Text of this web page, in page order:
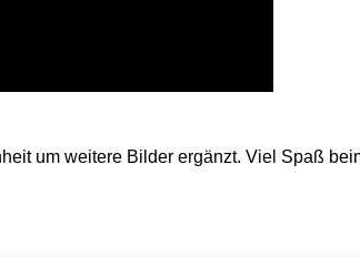
um weitere Bilder ergänzt. Viel Spaß